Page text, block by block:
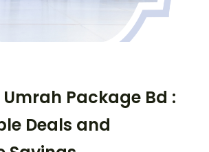
Package Bd :
Deals and